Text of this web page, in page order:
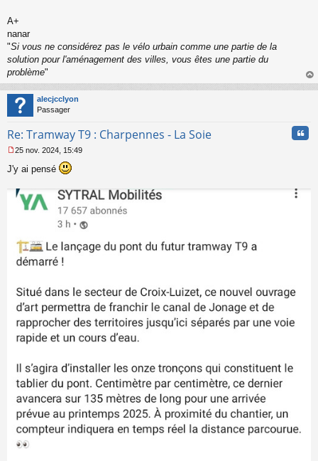
g
e
n
o
l
u
A+
nanar
"Si vous ne considérez pas le vélo urbain comme une partie de la
solution pour l'aménagement des villes, vous êtes une partie du
problème"
au
alecjcclyon
Passager
Re: Tramway T9 : Charpennes - La Soie
e
s
a
o
n
25 nov. 2024, 15:49
J'y ai pensé